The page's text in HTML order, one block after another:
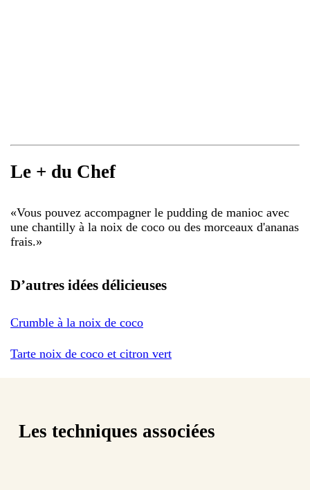
Le + du Chef
«Vous pouvez accompagner le pudding de manioc avec
une chantilly à la noix de coco ou des morceaux d'ananas
frais.»
D’autres idées délicieuses
Crumble à la noix de coco
Tarte noix de coco et citron vert
Les techniques associées